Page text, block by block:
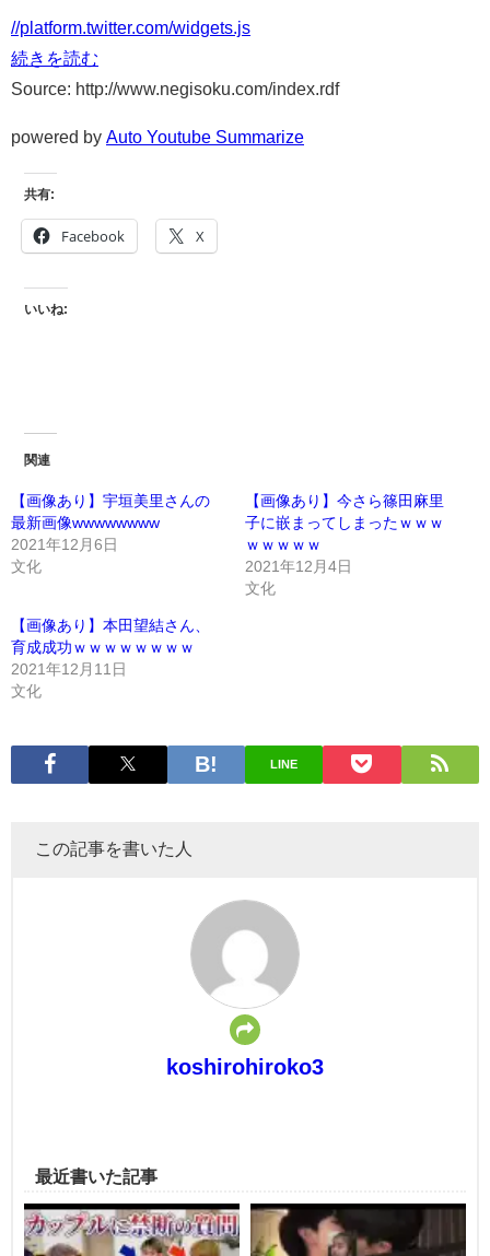
//platform.twitter.com/widgets.js
続きを読む
Source: http://www.negisoku.com/index.rdf
powered by Auto Youtube Summarize
共有:
Facebook X
いいね:
関連
【画像あり】宇垣美里さんの
最新画像wwwwwwww
2021年12月6日
文化
【画像あり】今さら篠田麻里
子に嵌まってしまったｗｗｗ
ｗｗｗｗｗ
2021年12月4日
文化
【画像あり】本田望結さん、
育成成功ｗｗｗｗｗｗｗｗ
2021年12月11日
文化
LINE
この記事を書いた人
koshirohiroko3
最近書いた記事